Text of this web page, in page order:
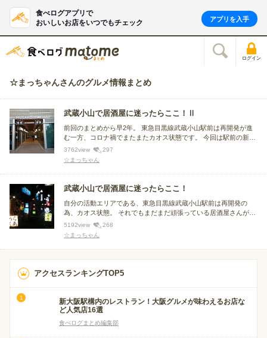
食べログアプリで
おいしいお店をいつでもチェック
アプリを入手
ログイン
☆まっちゃんさんのグルメ情報まとめ
武蔵小山で居酒屋に迷ったらここ！Ⅱ
前回のまとめから早2年。 東急目黒線武蔵小山駅前は再開発が進
む一方、コロナ禍でまたまたカオス状態です。 今回は駅前の新し
いお店を中心に紹介していきます。 武蔵小山を楽しんで頂く為の
一助になれば幸せです。
3762view
297
☆まっちゃん
武蔵小山で居酒屋に迷ったらここ！
自分の活動エリアである、東急目黒線武蔵小山駅前は再開発の
為、カオス状態。 それでもまだまだ頑張っている居酒屋さんがた
くさんあります。 昭和の香りの残る老舗酒場からネオ酒場まで、
武蔵小山を楽しんで頂く為の一助になれば幸せです。
5192view
268
☆まっちゃん
アクセスランキングTOP5
新大阪駅構内のレストラン！大阪グルメが味わえるお店な
ど人気店16選
食べログまとめ編集部